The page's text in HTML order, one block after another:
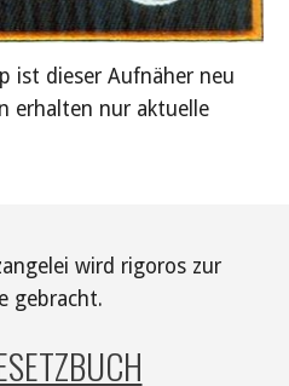
ist dieser Aufnäher neu
erhalten nur aktuelle
wird rigoros zur
gebracht.